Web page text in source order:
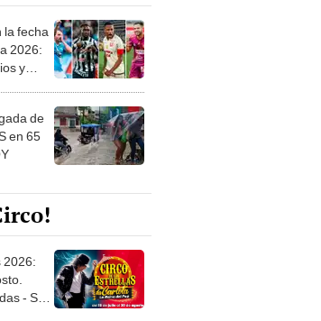
la fecha
2026:
y
de
en 65
2026:
- San